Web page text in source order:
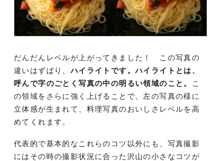
だんだんレベルが上がってきました！ この写真の
違いはずばり、ハイライトです。ハイライトとは、
呼んで字のごとく写真の中の明るい領域のこと。
こ
の領域をさらに強く上げることで、左の写真の様に
立体感が生まれて、料理写真のおいしさレベルを高
めてくれます。
代表的で基本的なこれらのコツ以外にも、写真撮影
にはその時の撮影状況に合った沢山の小さなコツが